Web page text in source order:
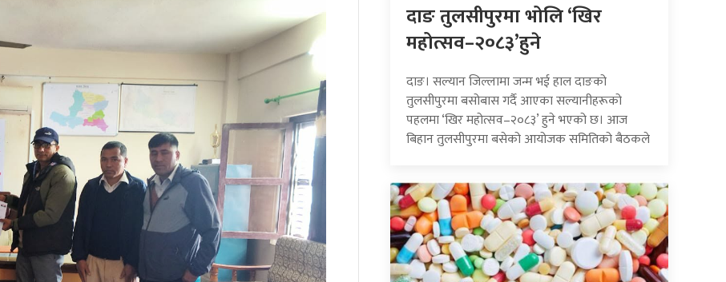
दाङ तुलसीपुरमा भोलि ‘खिर
महोत्सव–२०८३’हुने
दाङ। सल्यान जिल्लामा जन्म भई हाल दाङको
तुलसीपुरमा बसोबास गर्दै आएका सल्यानीहरूको
पहलमा ‘खिर महोत्सव–२०८३’ हुने भएको छ। आज
बिहान तुलसीपुरमा बसेको आयोजक समितिको बैठकले